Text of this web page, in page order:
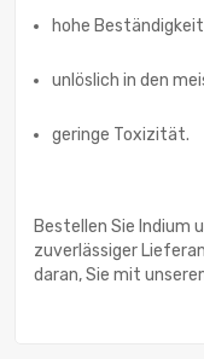
hohe
unlöslich in den
geringe Toxizität.
Bestellen Sie Indium
zuverlässiger
daran, Sie mit